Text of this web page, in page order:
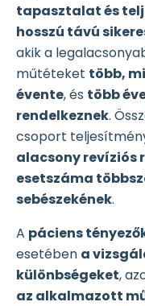
tapasztalat és
hosszú távú
akik a
műtéteket több,
évente, és több
rendelkeznek.
csoport
alacsony revíziós
esetszáma
sebészekének.
A páciens
esetében a
különbségeket,
az alkalmazott